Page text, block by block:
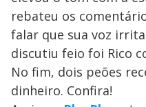
s
M
u
d
o
rebateu os
falar que sua voz
discutiu feio foi Rico
No fim, dois peões
dinheiro. Confira!